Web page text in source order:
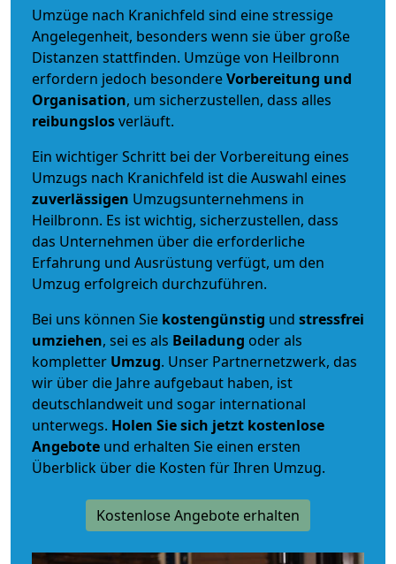
Umzüge nach Kranichfeld sind eine stressige
Angelegenheit, besonders wenn sie über große
Distanzen stattfinden. Umzüge von Heilbronn
erfordern jedoch besondereVorbereitung und
Organisation, um sicherzustellen, dass alles
reibungslosverläuft.
Ein wichtiger Schritt bei der Vorbereitung eines
Umzugs nach Kranichfeld ist die Auswahl eines
zuverlässigen Umzugsunternehmens in
Heilbronn. Es ist wichtig, sicherzustellen, dass
das Unternehmen über die erforderliche
Erfahrung und Ausrüstung verfügt, um den
Umzug erfolgreich durchzuführen.
Bei uns können Sie kostengünstig und stressfrei
umziehen, sei es als Beiladung oder als
kompletter Umzug. Unser Partnernetzwerk, das
wir über die Jahre aufgebaut haben, ist
deutschlandweit und sogar international
unterwegs. Holen Sie sich jetzt kostenlose
Angebote und erhalten Sie einen ersten
Überblick über die Kosten für Ihren Umzug.
Kostenlose Angebote erhalten